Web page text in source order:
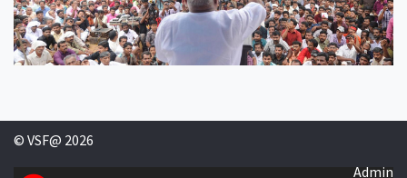
© VSF@ 2026
Admin